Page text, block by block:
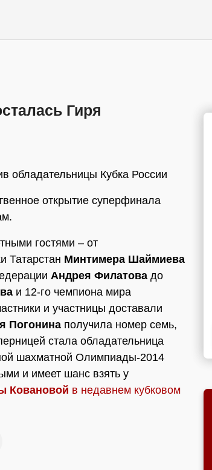
Гиря
обладательницы Кубка России
открытие суперфинала
гостями – от
Татарстан Минтимера Шаймиева
Андрея Филатова до
и 12-го чемпиона мира
и участницы доставали
Погонина получила номер семь,
стала обладательница
шахматной Олимпиады-2014
и имеет шанс взять у
Ковановой в недавнем кубковом